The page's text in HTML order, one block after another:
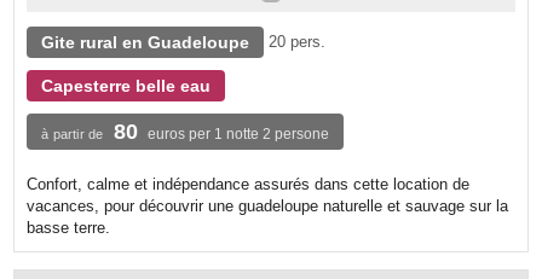
Gite rural en Guadeloupe 20 pers.
Capesterre belle eau
à partir de 80 euros per 1 notte 2 persone
Confort, calme et indépendance assurés dans cette location de
vacances, pour découvrir une guadeloupe naturelle et sauvage sur la
basse terre.